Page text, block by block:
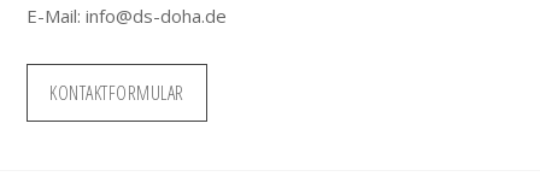
E-Mail:info@ds-doha.de
KONTAKTFORMULAR